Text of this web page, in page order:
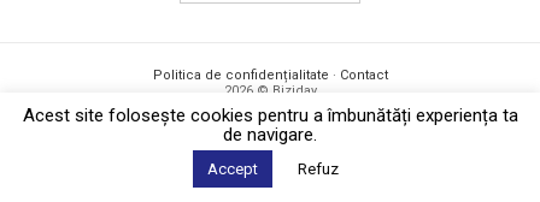
Politica de confidențialitate · Contact
2026 © Biziday
Acest site foloseşte cookies pentru a îmbunătăți experiența ta
de navigare.
Accept Refuz